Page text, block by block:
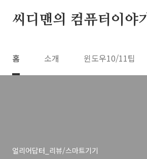
씨디맨의 컴퓨터이야기
홈 소개 윈도우10/11팁
얼리어답터_리뷰/스마트기기